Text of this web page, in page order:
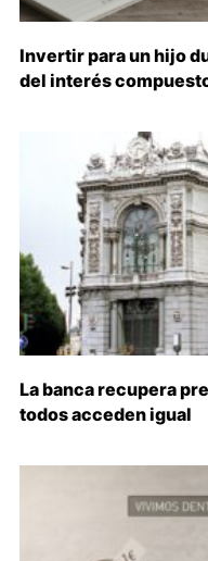
Invertir para un hijo
del interés
La banca recupera
todos acceden igual